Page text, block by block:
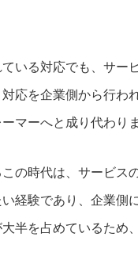
いる対応でも、サー
応を企業側から行
マーへと成り代わりま
の時代は、サービス
経験であり、企業
半を占めているた